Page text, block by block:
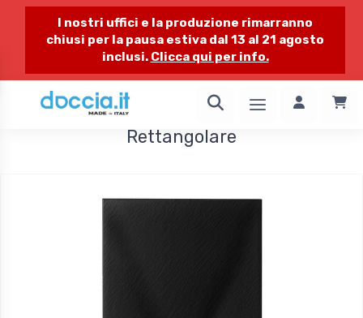
I nostri uffici e la produzione rimarranno
chiusi per la pausa estiva dal 13 al 21 agosto
inclusi. Clicca qui per info.
1 / 1
Rettangolare